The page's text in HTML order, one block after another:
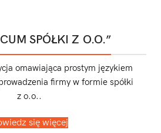
SPÓŁKI Z O.O.”
omawiająca prostym językiem
firmy w formie spółki
z o.o..
się więcej